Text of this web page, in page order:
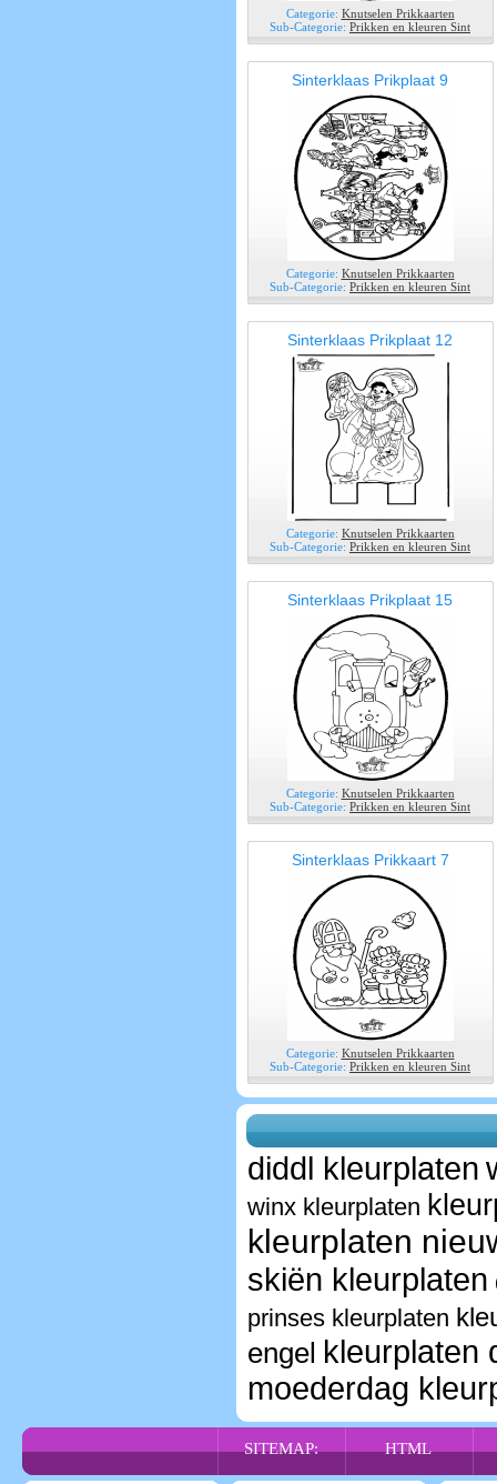
Categorie: Knutselen Prikkaarten
Sub-Categorie: Prikken en kleuren Sint
Sinterklaas Prikplaat 9
Categorie: Knutselen Prikkaarten
Sub-Categorie: Prikken en kleuren Sint
Sinterklaas Prikplaat 12
Categorie: Knutselen Prikkaarten
Sub-Categorie: Prikken en kleuren Sint
Sinterklaas Prikplaat 15
Categorie: Knutselen Prikkaarten
Sub-Categorie: Prikken en kleuren Sint
Sinterklaas Prikkaart 7
Categorie: Knutselen Prikkaarten
Sub-Categorie: Prikken en kleuren Sint
diddl kleurplaten
winx kleurplaten
kleurplaten
skiën kleurplaten
prinses kleurplaten
engel kleurplaten
moederdag
SITEMAP: HTML